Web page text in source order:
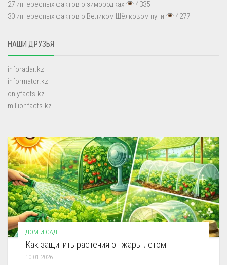
27 интересных фактов о зимородках
4335
30 интересных фактов о Великом Шёлковом пути
4277
НАШИ ДРУЗЬЯ
inforadar.kz
informator.kz
onlyfacts.kz
millionfacts.kz
ДОМ И САД
Как защитить растения от жары летом
10.01.2026